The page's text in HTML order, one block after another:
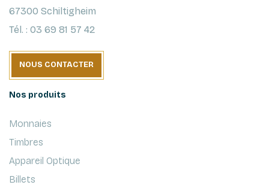
67300 Schiltigheim
Tél. : 03 69 81 57 42
NOUS CONTACTER
Nos produits
Monnaies
Timbres
Appareil Optique
Billets